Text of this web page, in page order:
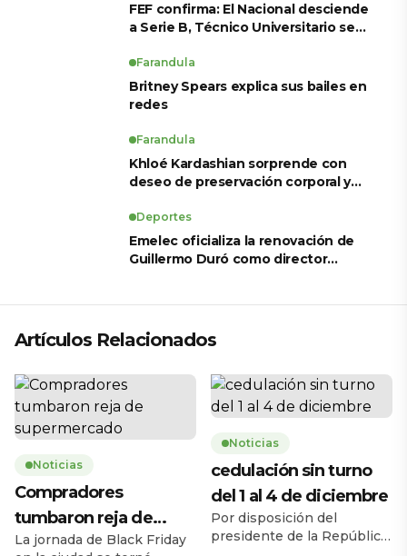
FEF confirma: El Nacional desciende
a Serie B, Técnico Universitario se
para LigaPro 2026
Farandula
Britney Spears explica sus bailes en
redes
Farandula
Khloé Kardashian sorprende con
deseo de preservación corporal y
Deportes
Emelec oficializa la renovación de
Guillermo Duró como director
Artículos Relacionados
Noticias
Compradores
tumbaron reja de
supermercado
La jornada de Black Friday
Noticias
cedulación sin turno
del 1 al 4 de diciembre
Por disposición del
presidente de la República,